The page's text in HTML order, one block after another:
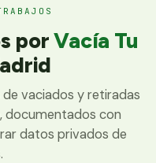
porVacía Tu
de vaciados y retiradas
documentados con
datos privados de